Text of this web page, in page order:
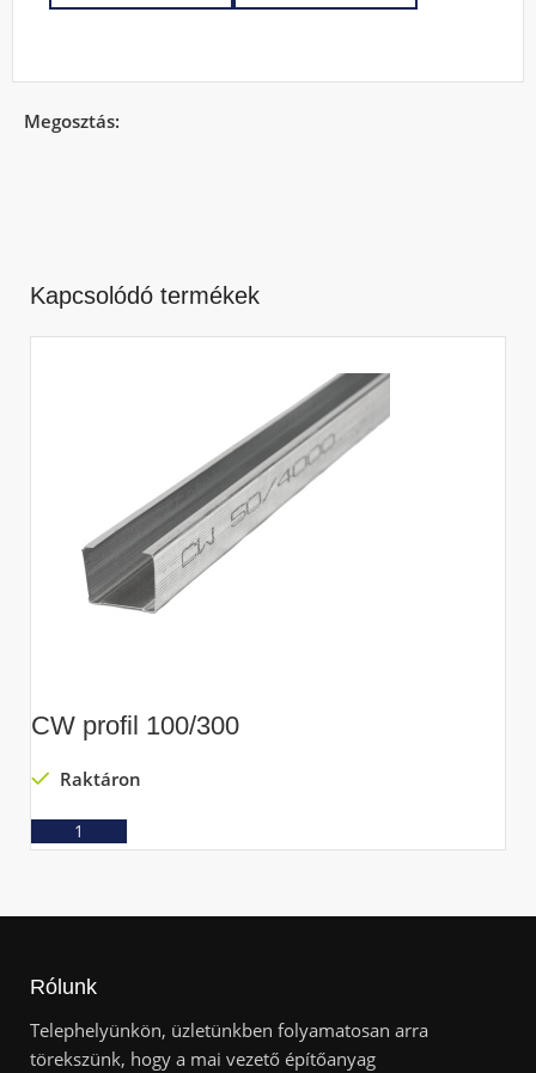
Megosztás:
Kapcsolódó termékek
CW profil 100/300
Raktáron
Rólunk
Telephelyünkön, üzletünkben folyamatosan arra
törekszünk, hogy a mai vezető építőanyag